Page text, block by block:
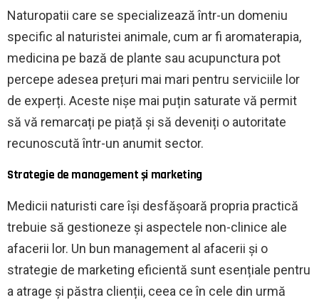
Naturopatii care se specializează într-un domeniu
specific al naturistei animale, cum ar fi aromaterapia,
medicina pe bază de plante sau acupunctura pot
percepe adesea prețuri mai mari pentru serviciile lor
de experți. Aceste nișe mai puțin saturate vă permit
să vă remarcați pe piață și să deveniți o autoritate
recunoscută într-un anumit sector.
Strategie de management și marketing
Medicii naturisti care își desfășoară propria practică
trebuie să gestioneze și aspectele non-clinice ale
afacerii lor. Un bun management al afacerii și o
strategie de marketing eficientă sunt esențiale pentru
a atrage și păstra clienții, ceea ce în cele din urmă